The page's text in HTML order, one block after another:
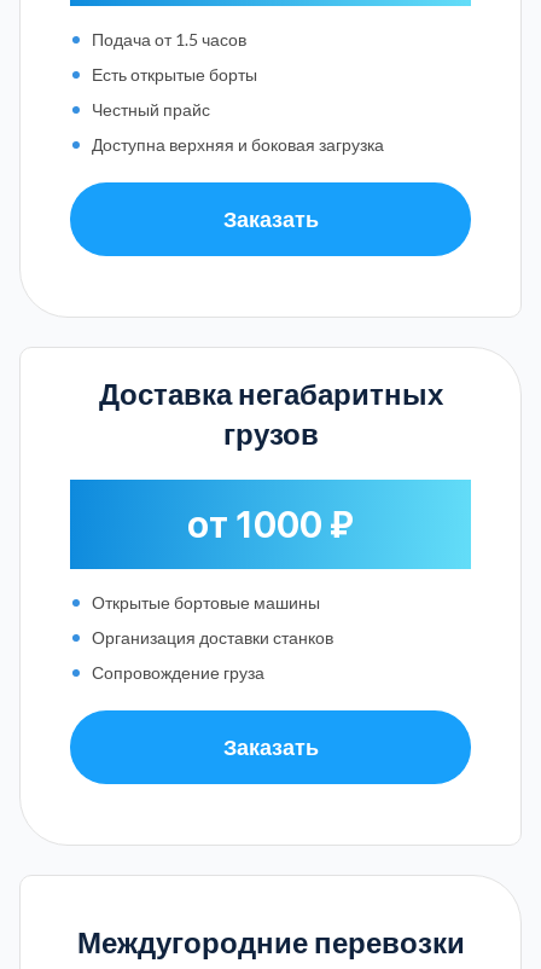
Подача от 1.5 часов
Есть открытые борты
Честный прайс
Доступна верхняя и боковая загрузка
Заказать
Доставка негабаритных
грузов
от 1000 ₽
Открытые бортовые машины
Организация доставки станков
Сопровождение груза
Заказать
Междугородние перевозки